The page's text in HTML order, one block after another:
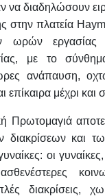
να διαδηλώσουν
στην πλατεία
εργασίας
με το
ανάπαυση,
επίκαιρα μέχρι και
Πρωτομαγιά
διακρίσεων και
οι γυναίκες,
διακρίσεις,